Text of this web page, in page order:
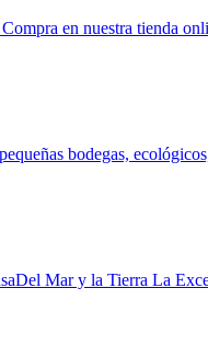
en nuestra tienda
bodegas,
Del Mar y la Tierra La